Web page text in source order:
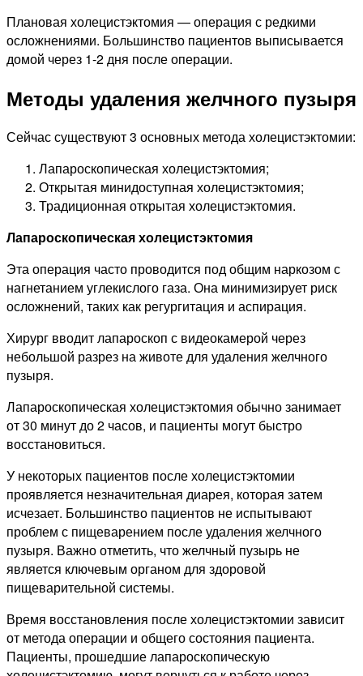
Плановая холецистэктомия — операция с редкими
осложнениями. Большинство пациентов выписывается
домой через 1-2 дня после операции.
Методы удаления желчного пузыря
Сейчас существуют 3 основных метода холецистэктомии:
Лапароскопическая холецистэктомия;
Открытая минидоступная холецистэктомия;
Традиционная открытая холецистэктомия.
Лапароскопическая холецистэктомия
Эта операция часто проводится под общим наркозом с
нагнетанием углекислого газа. Она минимизирует риск
осложнений, таких как регургитация и аспирация.
Хирург вводит лапароскоп с видеокамерой через
небольшой разрез на животе для удаления желчного
пузыря.
Лапароскопическая холецистэктомия обычно занимает
от 30 минут до 2 часов, и пациенты могут быстро
восстановиться.
У некоторых пациентов после холецистэктомии
проявляется незначительная диарея, которая затем
исчезает. Большинство пациентов не испытывают
проблем с пищеварением после удаления желчного
пузыря. Важно отметить, что желчный пузырь не
является ключевым органом для здоровой
пищеварительной системы.
Время восстановления после холецистэктомии зависит
от метода операции и общего состояния пациента.
Пациенты, прошедшие лапароскопическую